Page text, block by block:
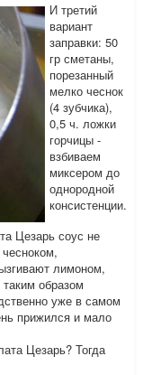
И третий
вариант
заправки: 50
гр сметаны,
порезанный
мелко чеснок
(4 зубчика),
0,5 ч. ложки
горчицы -
взбиваем
миксером до
однородной
консистенции.
Цезарь соус не
лимоном,
образом
уже в самом
прижился и мало
Цезарь? Тогда